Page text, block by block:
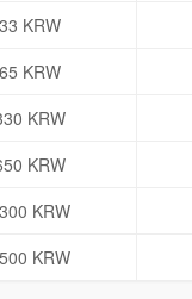
KRW
KRW
KRW
KRW
KRW
KRW